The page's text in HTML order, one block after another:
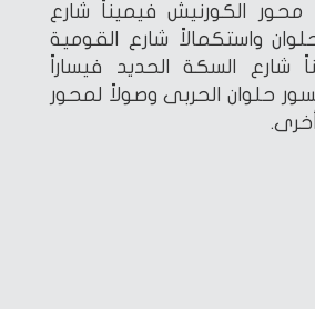
محور الكورنيش فيميناً شارع
واستكمالاً شارع القومية
شارع السكة الحديد فيساراً
حلوان الحربى وصولاً لمحور
أخرى.